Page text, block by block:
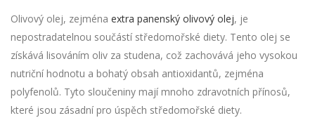
Olivový olej, zejména extra panenský olivový olej, je
nepostradatelnou součástí středomořské diety. Tento olej se
získává lisováním oliv za studena, což zachovává jeho vysokou
nutriční hodnotu a bohatý obsah antioxidantů, zejména
polyfenolů. Tyto sloučeniny mají mnoho zdravotních přínosů,
které jsou zásadní pro úspěch středomořské diety.